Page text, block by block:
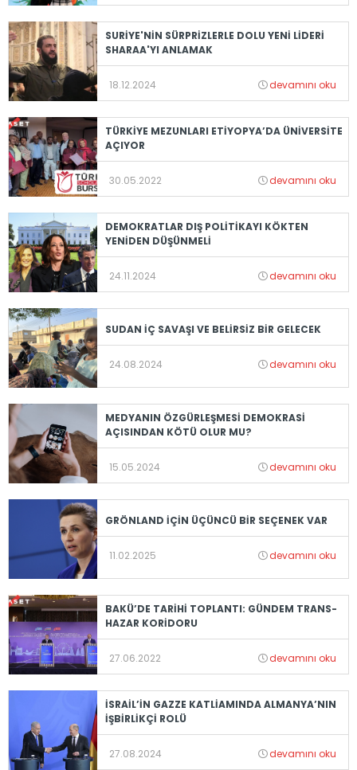
SURİYE'NİN SÜRPRİZLERLE DOLU YENİ LİDERİ
SHARAA'YI ANLAMAK
18.12.2024 devamını oku
TÜRKİYE MEZUNLARI ETİYOPYA’DA ÜNİVERSİTE
AÇIYOR
30.05.2022 devamını oku
DEMOKRATLAR DIŞ POLİTİKAYI KÖKTEN
YENİDEN DÜŞÜNMELİ
24.11.2024 devamını oku
SUDAN İÇ SAVAŞI VE BELİRSİZ BİR GELECEK
24.08.2024 devamını oku
MEDYANIN ÖZGÜRLEŞMESİ DEMOKRASİ
AÇISINDAN KÖTÜ OLUR MU?
15.05.2024 devamını oku
GRÖNLAND İÇİN ÜÇÜNCÜ BİR SEÇENEK VAR
11.02.2025 devamını oku
BAKÜ’DE TARİHİ TOPLANTI: GÜNDEM TRANS-
HAZAR KORİDORU
27.06.2022 devamını oku
İSRAİL’İN GAZZE KATLİAMINDA ALMANYA’NIN
İŞBİRLİKÇİ ROLÜ
27.08.2024 devamını oku